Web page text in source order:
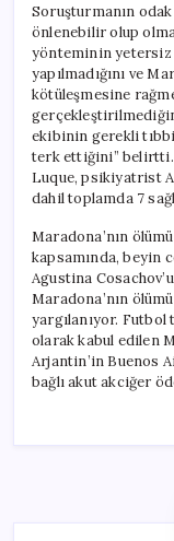
Soruşturmanın
önlenebilir olup
yönteminin yetersiz
yapılmadığını ve
kötüleşmesine
ekibinin gerekli tıbbi
terk ettiğini” belirtti.
Luque, psikiyatrist
dahil toplamda 7
Maradona’nın
kapsamında, beyin
Agustina
Maradona’nın
yargılanıyor.
olarak kabul edilen
Arjantin’in Buenos
bağlı akut akciğer